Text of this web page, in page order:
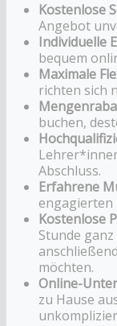
Kostenlose
Angebot
Individuelle
bequem
Maximale
richten sich
buchen,
Abschluss.
Erfahrene
engagierten
Kostenlose
Stunde
möchten.
Online-
zu Hause